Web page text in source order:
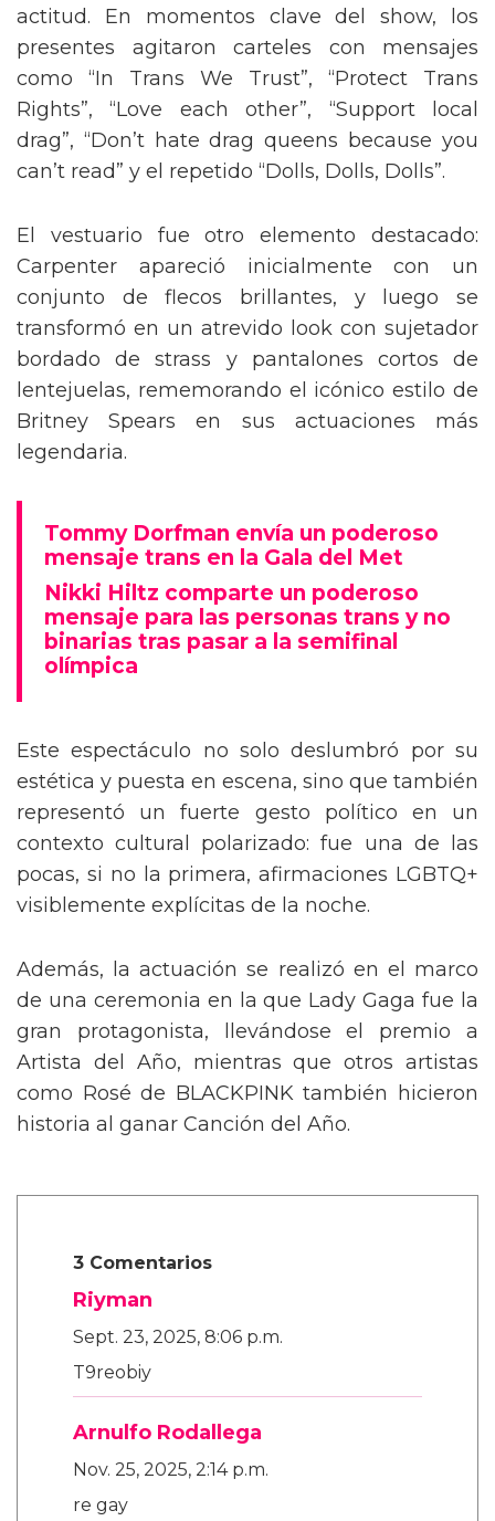
actitud. En momentos clave del show, los
presentes agitaron carteles con mensajes
como “In Trans We Trust”, “Protect Trans
Rights”, “Love each other”, “Support local
drag”, “Don’t hate drag queens because you
can’t read” y el repetido “Dolls, Dolls, Dolls”.
El vestuario fue otro elemento destacado:
Carpenter apareció inicialmente con un
conjunto de flecos brillantes, y luego se
transformó en un atrevido look con sujetador
bordado de strass y pantalones cortos de
lentejuelas, rememorando el icónico estilo de
Britney Spears en sus actuaciones más
legendaria.
Tommy Dorfman envía un poderoso
mensaje trans en la Gala del Met
Nikki Hiltz comparte un poderoso
mensaje para las personas trans y no
binarias tras pasar a la semifinal
olímpica
Este espectáculo no solo deslumbró por su
estética y puesta en escena, sino que también
representó un fuerte gesto político en un
contexto cultural polarizado: fue una de las
pocas, si no la primera, afirmaciones LGBTQ+
visiblemente explícitas de la noche.
Además, la actuación se realizó en el marco
de una ceremonia en la que Lady Gaga fue la
gran protagonista, llevándose el premio a
Artista del Año, mientras que otros artistas
como Rosé de BLACKPINK también hicieron
historia al ganar Canción del Año.
3 Comentarios
Riyman
Sept. 23, 2025, 8:06 p.m.
T9reobiy
Arnulfo Rodallega
Nov. 25, 2025, 2:14 p.m.
re gay